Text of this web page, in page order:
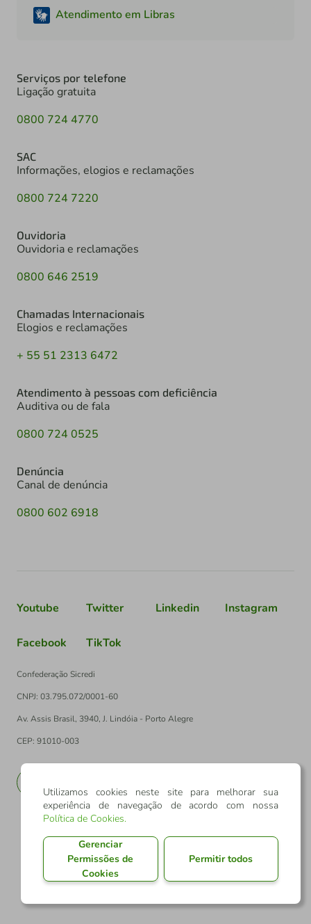
Atendimento em Libras
Serviços por telefone
Ligação gratuita
0800 724 4770
SAC
Informações, elogios e reclamações
0800 724 7220
Ouvidoria
Ouvidoria e reclamações
0800 646 2519
Chamadas Internacionais
Elogios e reclamações
+ 55 51 2313 6472
Atendimento à pessoas com deficiência
Auditiva ou de fala
0800 724 0525
Denúncia
Canal de denúncia
0800 602 6918
Youtube Twitter Linkedin Instagram
Facebook TikTok
Confederação Sicredi
CNPJ: 03.795.072/0001-60
Av. Assis Brasil, 3940, J. Lindóia - Porto Alegre
CEP: 91010-003
Utilizamos cookies neste site para melhorar sua
experiência de navegação de acordo com nossa
Política de Cookies.
Gerenciar
Permissões de
Cookies
Permitir todos